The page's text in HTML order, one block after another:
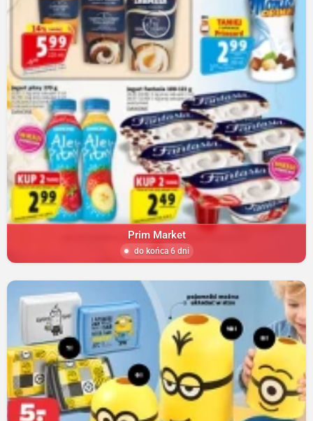
Prim Market
do końca 6 dni